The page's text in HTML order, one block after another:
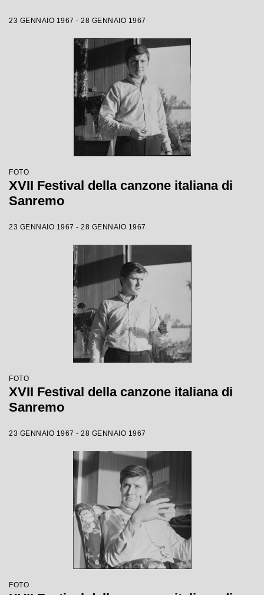
23 GENNAIO 1967 - 28 GENNAIO 1967
FOTO
XVII Festival della canzone italiana di
Sanremo
23 GENNAIO 1967 - 28 GENNAIO 1967
FOTO
XVII Festival della canzone italiana di
Sanremo
23 GENNAIO 1967 - 28 GENNAIO 1967
FOTO